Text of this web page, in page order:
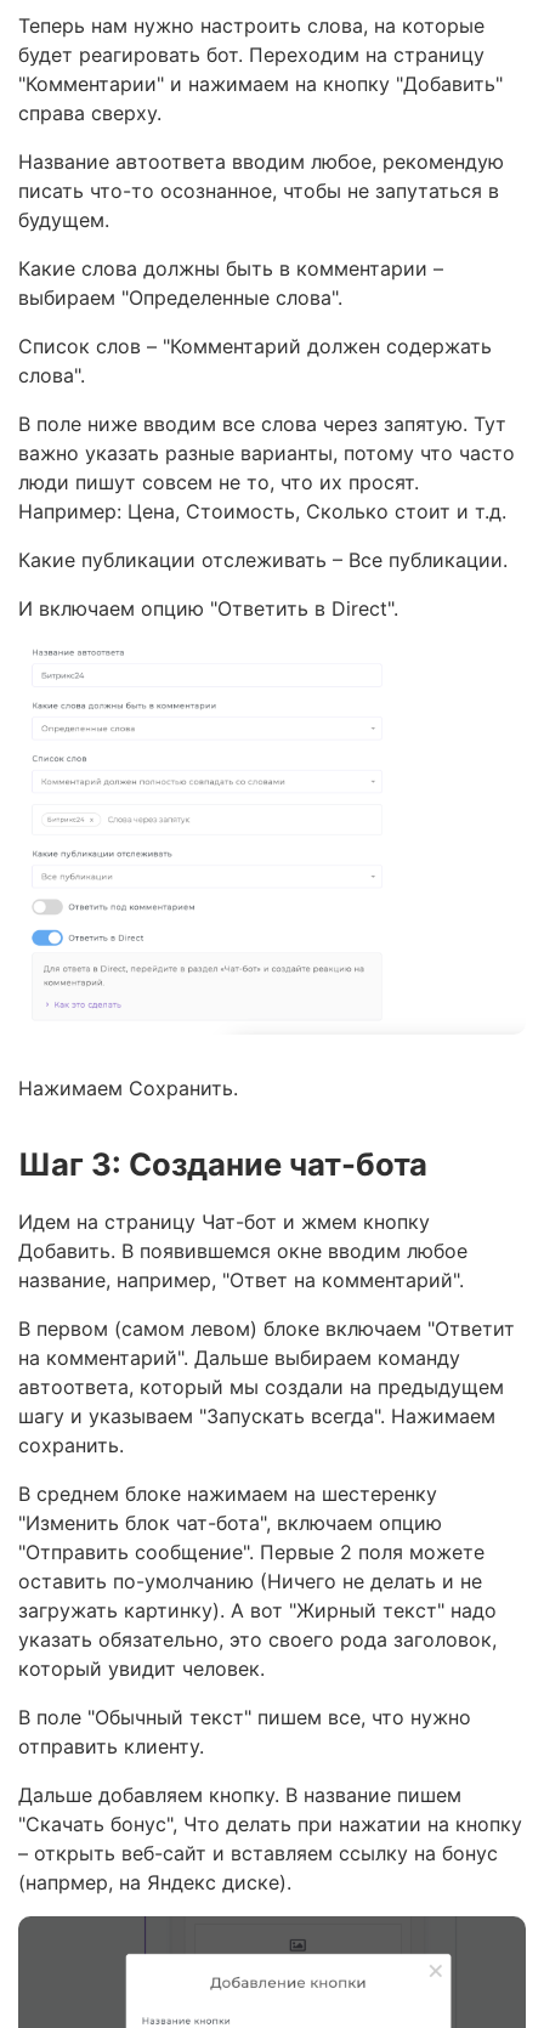
Теперь нам нужно настроить слова, на которые
будет реагировать бот. Переходим на страницу
"Комментарии" и нажимаем на кнопку "Добавить"
справа сверху.
Название автоответа вводим любое, рекомендую
писать что-то осознанное, чтобы не запутаться в
будущем.
Какие слова должны быть в комментарии –
выбираем "Определенные слова".
Список слов – "Комментарий должен содержать
слова".
В поле ниже вводим все слова через запятую. Тут
важно указать разные варианты, потому что часто
люди пишут совсем не то, что их просят.
Например: Цена, Стоимость, Сколько стоит и т.д.
Какие публикации отслеживать – Все публикации.
И включаем опцию "Ответить в Direct".
Нажимаем Сохранить.
Шаг 3: Создание чат-бота
Идем на страницу Чат-бот и жмем кнопку
Добавить. В появившемся окне вводим любое
название, например, "Ответ на комментарий".
В первом (самом левом) блоке включаем "Ответит
на комментарий". Дальше выбираем команду
автоответа, который мы создали на предыдущем
шагу и указываем "Запускать всегда". Нажимаем
сохранить.
В среднем блоке нажимаем на шестеренку
"Изменить блок чат-бота", включаем опцию
"Отправить сообщение". Первые 2 поля можете
оставить по-умолчанию (Ничего не делать и не
загружать картинку). А вот "Жирный текст" надо
указать обязательно, это своего рода заголовок,
который увидит человек.
В поле "Обычный текст" пишем все, что нужно
отправить клиенту.
Дальше добавляем кнопку. В название пишем
"Скачать бонус", Что делать при нажатии на кнопку
– открыть веб-сайт и вставляем ссылку на бонус
(напрмер, на Яндекс диске).